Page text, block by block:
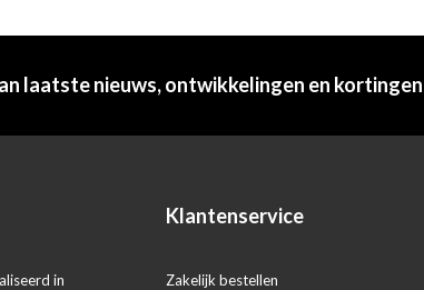
laatste nieuws, ontwikkelingen en kortingen
in
Klantenservice
Zakelijk bestellen